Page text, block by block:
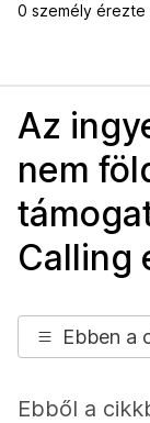
0 személy érezte
Az
nem
Calling
Ebben a
Ebből a